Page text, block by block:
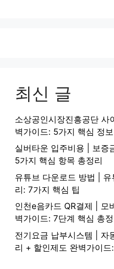
최신 글
소상공인시장진흥공단
벽가이드: 5가지 핵심 정보
실버타운 입주비용 | 보증
5가지 핵심 항목 총정리
유튜브 다운로드 방법 |
리: 7가지 핵심 팁
인천e음카드 QR결제 | 모
벽가이드: 7단계 핵심 총정
전기요금 납부시스템 | 자
리 + 할인제도 완벽가이